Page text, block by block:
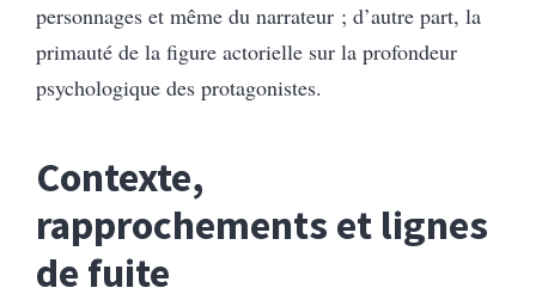
personnages et même du narrateur ; d’autre part, la
primauté de la figure actorielle sur la profondeur
psychologique des protagonistes.
Contexte,
rapprochements et lignes
de fuite